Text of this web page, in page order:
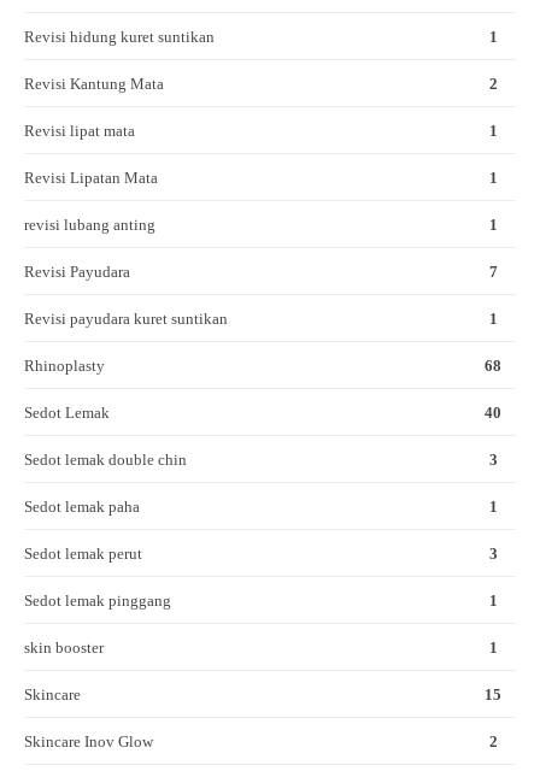
Revisi hidung kuret suntikan 1
Revisi Kantung Mata 2
Revisi lipat mata 1
Revisi Lipatan Mata 1
revisi lubang anting 1
Revisi Payudara 7
Revisi payudara kuret suntikan 1
Rhinoplasty 68
Sedot Lemak 40
Sedot lemak double chin 3
Sedot lemak paha 1
Sedot lemak perut 3
Sedot lemak pinggang 1
skin booster 1
Skincare 15
Skincare Inov Glow 2